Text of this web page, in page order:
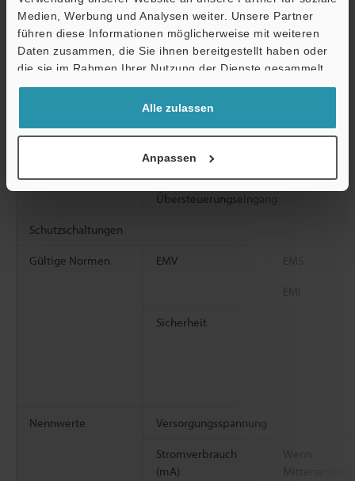
Medien, Werbung und Analysen weiter. Unsere Partner
führen diese Informationen möglicherweise mit weiteren
Daten zusammen, die Sie ihnen bereitgestellt haben oder
die sie im Rahmen Ihrer Nutzung der Dienste gesammelt
haben.
Alle zulassen
Anpassen
Ausgang für Statusinformationen 1, 2
Ausgang Muting-Lampe
Eingang EDM-Eingang
Warten-Eingang
Rückstellungseingang
Muting-Eingang 1, 2
Übersteuerungseingang
Schutzschaltungen
Gültige Normen EMV
Sicherheit
Nennwerte Versorgungsspannung
Stromverbrauch
(mA)
Support